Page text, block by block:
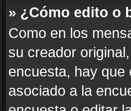
» ¿Cómo edito o
Como en los
su creador
encuesta, hay que
asociado a la